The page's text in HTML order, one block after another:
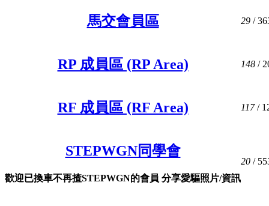
馬交會員區 29 /
RP 成員區 (RP Area) 148 /
RF 成員區 (RF Area) 117/
STEPWGN同學會
歡迎已換車不再揸STEPWGN的會員 分享愛驅照片/資訊
20 /